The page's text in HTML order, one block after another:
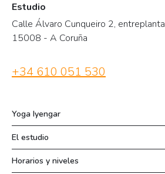
Estudio
Calle Álvaro Cunqueiro 2, entreplanta
15008 - A Coruña
+34 610 051 530
Yoga Iyengar
El estudio
Horarios y niveles